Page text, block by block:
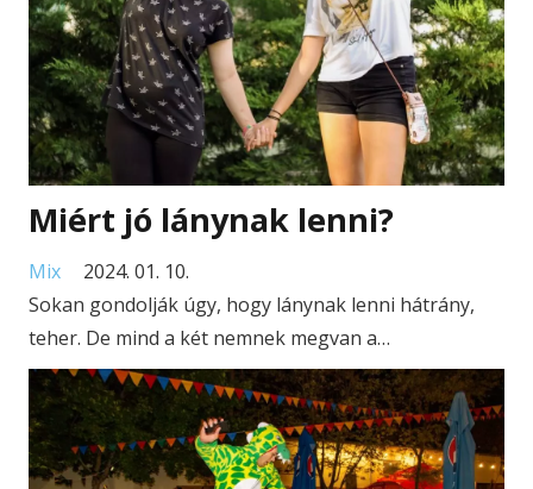
Miért jó lánynak lenni?
Mix
2024. 01. 10.
Sokan gondolják úgy, hogy lánynak lenni hátrány,
teher. De mind a két nemnek megvan a…